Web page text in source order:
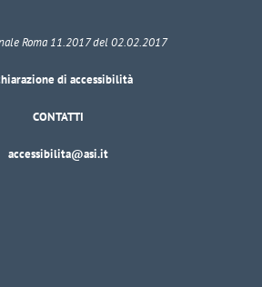
Roma 11.2017 del 02.02.2017
di accessibilità
CONTATTI
accessibilita@asi.it